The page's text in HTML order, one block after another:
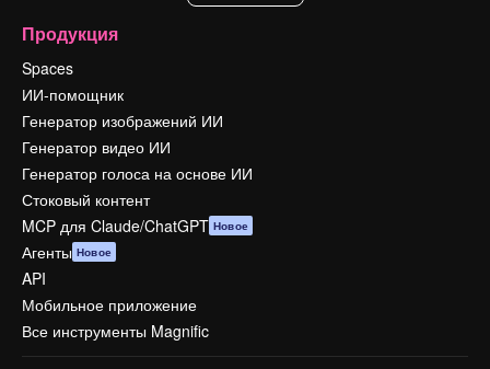
Продукция
Spaces
ИИ-помощник
Генератор изображений ИИ
Генератор видео ИИ
Генератор голоса на основе ИИ
Стоковый контент
MCP для Claude/ChatGPT Новое
Агенты Новое
API
Мобильное приложение
Все инструменты Magnific